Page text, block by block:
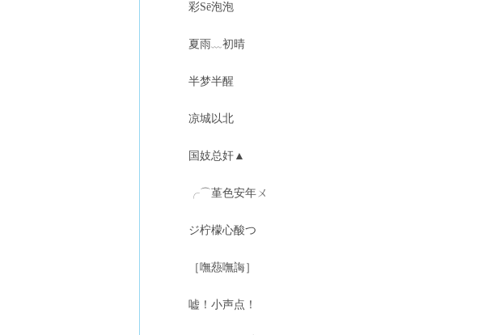
彩Sē泡泡
夏雨﹏初晴
半梦半醒
凉城以北
国妓总奸▲
╭⌒堇色安年ㄨ
ジ柠檬心酸つ
［嘸葾嘸誨］
嘘！小声点！